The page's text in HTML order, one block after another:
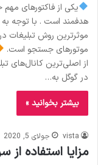
یکی از فاکتورهای
هدفمند است . با توجه به
موثرترین روش تبلیغات
موتورهای جستجو است.
از اصلی‌ترین کانال‌های
در گوگل به…
بیشتر بخوانید »
vista جولای 5, 2020
مزایا استفاده